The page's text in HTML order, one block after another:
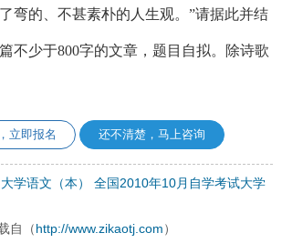
弯的、不甚素朴的人生观。”请据此并结
不少于800字的文章，题目自拟。除诗歌
立即报名 还不清楚，马上咨询
大学语文（本）
全国2010年10月自学考试大学
自（http://www.zikaotj.com ）